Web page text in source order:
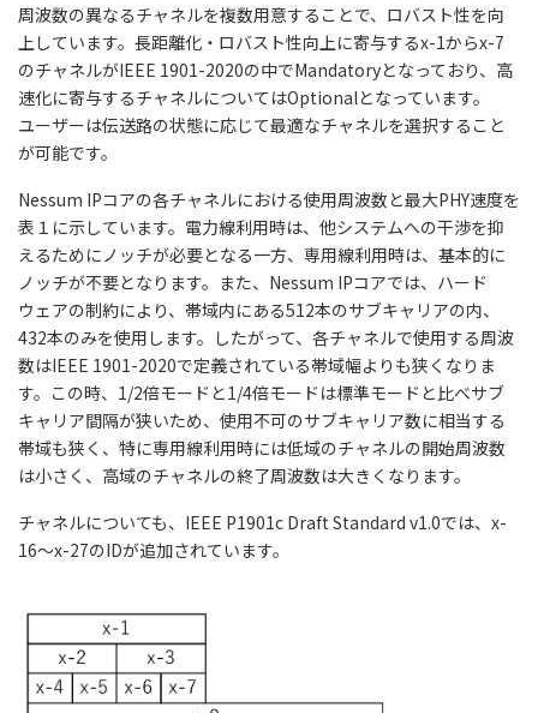
周波数の異なるチャネルを複数用意することで、ロバスト性を向
上しています。長距離化・ロバスト性向上に寄与するx-1からx-7
のチャネルがIEEE 1901-2020の中でMandatoryとなっており、高
速化に寄与するチャネルについてはOptionalとなっています。
ユーザーは伝送路の状態に応じて最適なチャネルを選択すること
が可能です。
Nessum IPコアの各チャネルにおける使用周波数と最大PHY速度を
表１に示しています。電力線利用時は、他システムへの干渉を抑
えるためにノッチが必要となる一方、専用線利用時は、基本的に
ノッチが不要となります。また、Nessum IPコアでは、ハード
ウェアの制約により、帯域内にある512本のサブキャリアの内、
432本のみを使用します。したがって、各チャネルで使用する周波
数はIEEE 1901-2020で定義されている帯域幅よりも狭くなりま
す。この時、1/2倍モードと1/4倍モードは標準モードと比べサブ
キャリア間隔が狭いため、使用不可のサブキャリア数に相当する
帯域も狭く、特に専用線利用時には低域のチャネルの開始周波数
は小さく、高域のチャネルの終了周波数は大きくなります。
チャネルについても、IEEE P1901c Draft Standard v1.0では、x-
16～x-27のIDが追加されています。